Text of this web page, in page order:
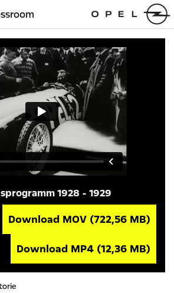
1928 - 1929
Download MOV (722,56 MB)
Download MP4 (12,36 MB)